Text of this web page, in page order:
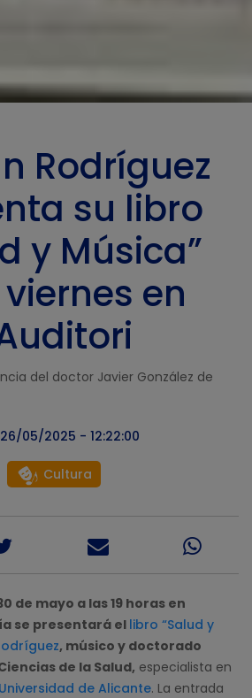
Rodríguez
su libro
y Música”
en
del doctor Javier González de
26/05/2025 - 12:22:00
Cultura
de mayo a las 19 horas en
se presentará el libro “Salud y
, músico y doctorado
de la Salud, especialista en
Universidad de Alicante. La entrada